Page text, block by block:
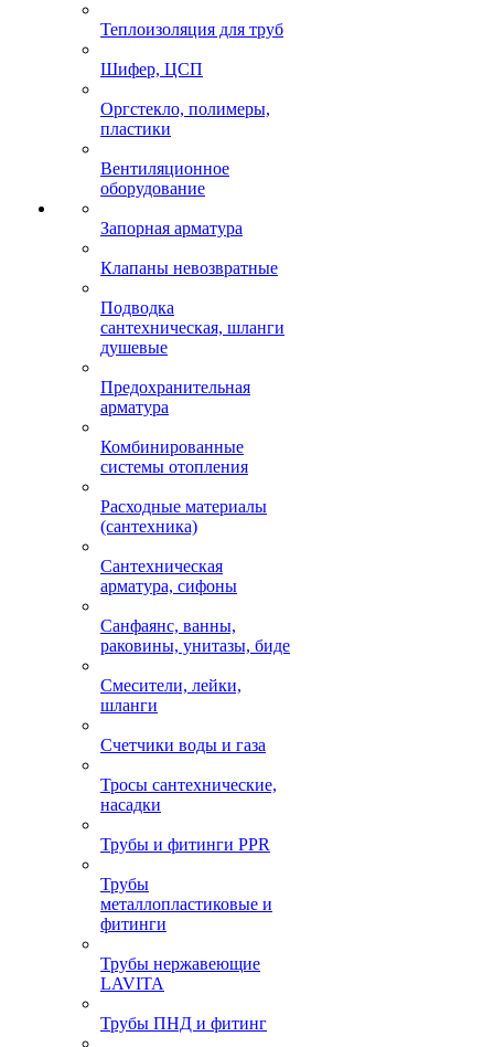
Теплоизоляция для труб
Шифер, ЦСП
Оргстекло, полимеры,
пластики
Вентиляционное
оборудование
Запорная арматура
Клапаны невозвратные
Подводка
сантехническая, шланги
душевые
Предохранительная
арматура
Комбинированные
системы отопления
Расходные материалы
(сантехника)
Сантехническая
арматура, сифоны
Санфаянс, ванны,
раковины, унитазы, биде
Смесители, лейки,
шланги
Счетчики воды и газа
Тросы сантехнические,
насадки
Трубы и фитинги PPR
Трубы
металлопластиковые и
фитинги
Трубы нержавеющие
LAVITA
Трубы ПНД и фитинг